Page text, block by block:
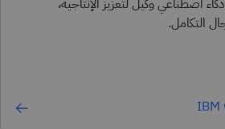
اصطناعي وكيل لتعزيز الإنتاجية،